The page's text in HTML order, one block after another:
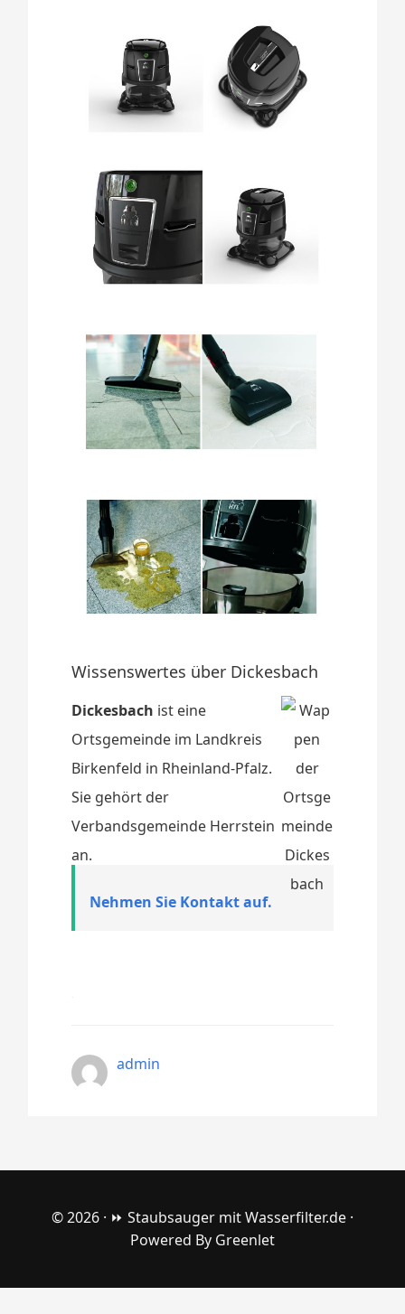
Wissenswertes über Dickesbach
Dickesbach ist eine
Ortsgemeinde im Landkreis
Birkenfeld in Rheinland-Pfalz.
Sie gehört der
Verbandsgemeinde Herrstein
an.
Nehmen Sie Kontakt auf.
admin
© 2026 · ⏩ Staubsauger mit Wasserfilter.de ·
Powered By Greenlet